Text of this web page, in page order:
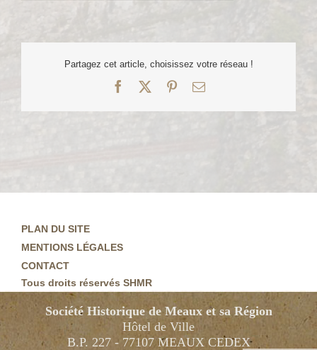
Partagez cet article, choisissez votre réseau !
Facebook PinterestEmail
PLAN DU SITE
MENTIONS LÉGALES
CONTACT
Tous droits réservés SHMR
Société Historique de Meaux et sa Région
Hôtel de Ville
B.P. 227 - 77107 MEAUX CEDEX